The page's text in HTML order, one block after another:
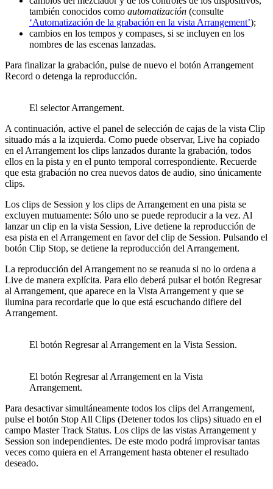
también conocidos como automatización (consulte
‘Automatización de la grabación en la vista Arrangement’);
cambios en los tempos y compases, si se incluyen en los
nombres de las escenas lanzadas.
Para finalizar la grabación, pulse de nuevo el botón Arrangement
Record o detenga la reproducción.
El selector Arrangement.
A continuación, active el panel de selección de cajas de la vista Clip
situado más a la izquierda. Como puede observar, Live ha copiado
en el Arrangement los clips lanzados durante la grabación, todos
ellos en la pista y en el punto temporal correspondiente. Recuerde
que esta grabación no crea nuevos datos de audio, sino únicamente
clips.
Los clips de Session y los clips de Arrangement en una pista se
excluyen mutuamente: Sólo uno se puede reproducir a la vez. Al
lanzar un clip en la vista Session, Live detiene la reproducción de
esa pista en el Arrangement en favor del clip de Session. Pulsando el
botón Clip Stop, se detiene la reproducción del Arrangement.
La reproducción del Arrangement no se reanuda si no lo ordena a
Live de manera explícita. Para ello deberá pulsar el botón Regresar
al Arrangement, que aparece en la Vista Arrangement y que se
ilumina para recordarle que lo que está escuchando difiere del
Arrangement.
El botón Regresar al Arrangement en la Vista Session.
El botón Regresar al Arrangement en la Vista
Arrangement.
Para desactivar simultáneamente todos los clips del Arrangement,
pulse el botón Stop All Clips (Detener todos los clips) situado en el
campo Master Track Status. Los clips de las vistas Arrangement y
Session son independientes. De este modo podrá improvisar tantas
veces como quiera en el Arrangement hasta obtener el resultado
deseado.